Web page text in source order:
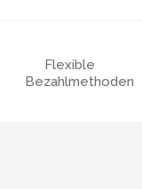
Flexible
Bezahlmethoden